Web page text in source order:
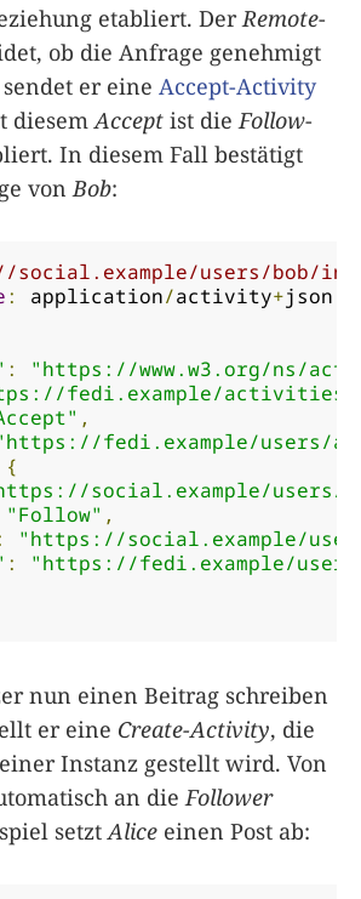
etabliert. Der Remote-
ob die Anfrage genehmigt
er eine Accept-Activity
diesem Accept ist die Follow-
In diesem Fall bestätigt
von Bob:
social.example/users/bob/
: application/activity+json
:
"https://www.w3.org/ns/
fedi.example/activities/
,
fedi.example/users/
{
social.example/
"Follow" ,
"https://social.example/
:
"https://fedi.example/
nun einen Beitrag schreiben
er eine Create-Activity, die
Instanz gestellt wird. Von
an die Follower
setzt Alice einen Post ab: